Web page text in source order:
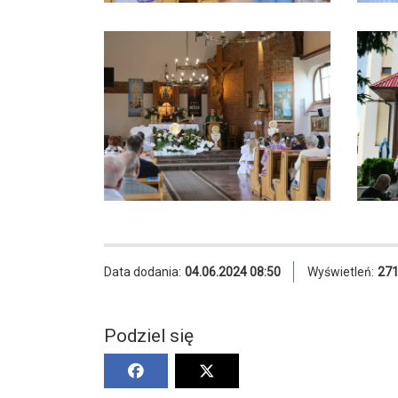
Data dodania: 04.06.2024 08:50 Wyświetleń: 271
Podziel się